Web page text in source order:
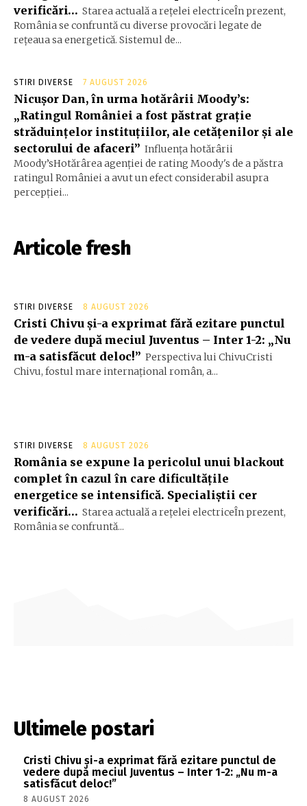
verificări… Starea actuală a rețelei electriceÎn prezent,
România se confruntă cu diverse provocări legate de
rețeaua sa energetică. Sistemul de...
STIRI DIVERSE 7 AUGUST 2026
Nicușor Dan, în urma hotărârii Moody’s:
„Ratingul României a fost păstrat grație
străduințelor instituțiilor, ale cetățenilor și ale
sectorului de afaceri” Influența hotărârii
Moody’sHotărârea agenției de rating Moody's de a păstra
ratingul României a avut un efect considerabil asupra
percepției...
Articole fresh
STIRI DIVERSE 8 AUGUST 2026
Cristi Chivu și-a exprimat fără ezitare punctul
de vedere după meciul Juventus – Inter 1-2: „Nu
m-a satisfăcut deloc!” Perspectiva lui ChivuCristi
Chivu, fostul mare internațional român, a...
STIRI DIVERSE 8 AUGUST 2026
România se expune la pericolul unui blackout
complet în cazul în care dificultățile
energetice se intensifică. Specialiștii cer
verificări… Starea actuală a rețelei electriceÎn prezent,
România se confruntă...
Ultimele postari
Cristi Chivu și-a exprimat fără ezitare punctul de
vedere după meciul Juventus – Inter 1-2: „Nu m-a
satisfăcut deloc!”
8 AUGUST 2026